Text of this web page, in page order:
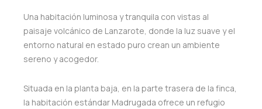
Una habitación luminosa y tranquila con vistas al
paisaje volcánico de Lanzarote, donde la luz suave y el
entorno natural en estado puro crean un ambiente
sereno y acogedor.
Situada en la planta baja, en la parte trasera de la finca,
la habitación estándar Madrugada ofrece un refugio